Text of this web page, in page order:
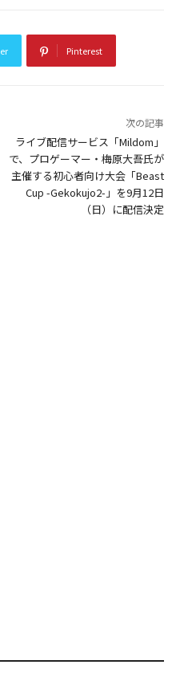
Pinterest
次の記事
ライブ配信サービス「Mildom」
で、プロゲーマー・梅原大吾氏が
主催する初心者向け大会「Beast
Cup -Gekokujo2-」を9月12日
（日）に配信決定